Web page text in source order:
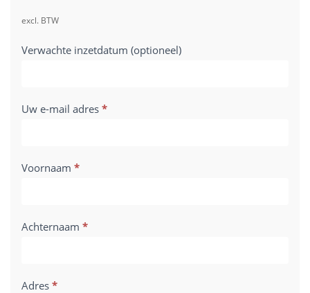
excl. BTW
Verwachte inzetdatum (optioneel)
Uw e-mail adres *
Voornaam *
Achternaam *
Adres *